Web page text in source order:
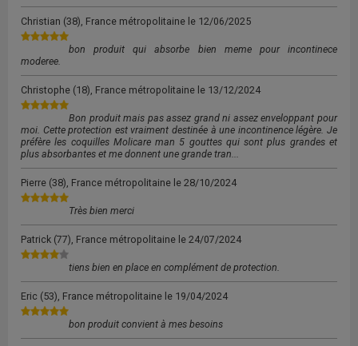
Christian (38), France métropolitaine le 12/06/2025
bon produit qui absorbe bien meme pour incontinece
moderee.
Christophe (18), France métropolitaine le 13/12/2024
Bon produit mais pas assez grand ni assez enveloppant pour
moi. Cette protection est vraiment destinée à une incontinence légère. Je
préfère les coquilles Molicare man 5 gouttes qui sont plus grandes et
plus absorbantes et me donnent une grande tran...
Pierre (38), France métropolitaine le 28/10/2024
Très bien merci
Patrick (77), France métropolitaine le 24/07/2024
tiens bien en place en complément de protection.
Eric (53), France métropolitaine le 19/04/2024
bon produit convient à mes besoins